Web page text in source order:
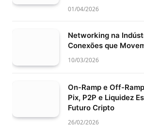
01/04/2026
Networking na
Conexões que
10/03/2026
On-Ramp e Off-
Pix, P2P e Liquidez
Futuro Cripto
26/02/2026